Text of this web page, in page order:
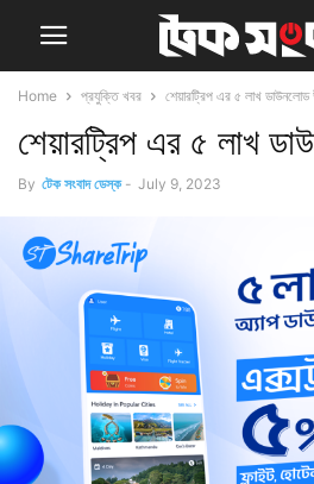
Home প্রযুক্তি খবর শেয়ারট্রিপ এর ৫ লাখ ডাউনলোড
শেয়ারট্রিপ এর ৫ লাখ
By টেক সংবাদ ডেস্ক - July 9, 2023